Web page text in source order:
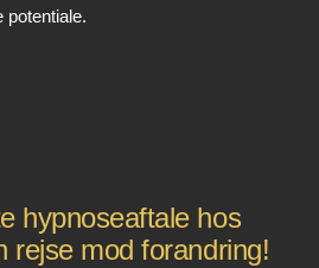
potentiale.
hypnoseaftale hos
rejse mod forandring!